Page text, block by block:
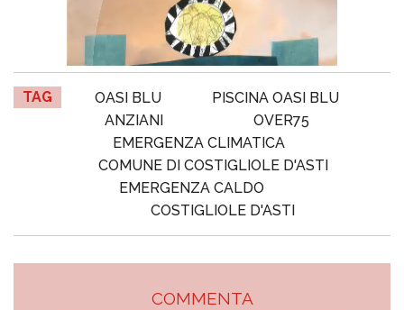
TAG OASI BLU
PISCINA OASI BLU
ANZIANI
OVER75
EMERGENZA CLIMATICA
COMUNE DI COSTIGLIOLE D'ASTI
EMERGENZA CALDO
COSTIGLIOLE D'ASTI
COMMENTA